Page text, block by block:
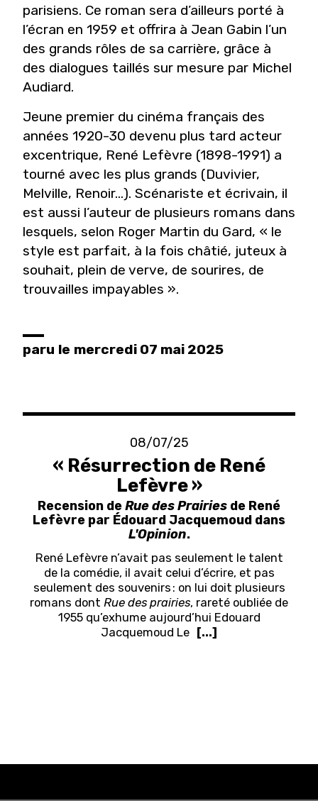
parisiens. Ce roman sera d’ailleurs porté à
l’écran en 1959 et offrira à Jean Gabin l’un
des grands rôles de sa carrière, grâce à
des dialogues taillés sur mesure par Michel
Audiard.
Jeune premier du cinéma français des
années 1920-30 devenu plus tard acteur
excentrique, René Lefèvre (1898-1991) a
tourné avec les plus grands (Duvivier,
Melville, Renoir…). Scénariste et écrivain, il
est aussi l’auteur de plusieurs romans dans
lesquels, selon Roger Martin du Gard, « le
style est parfait, à la fois châtié, juteux à
souhait, plein de verve, de sourires, de
trouvailles impayables ».
paru le mercredi 07 mai 2025
08/07/25
« Résurrection de René
Lefèvre »
Recension deRue des Prairies de René
Lefèvre par Édouard Jacquemoud dans
L'Opinion.
René Lefèvre n’avait pas seulement le talent
de la comédie, il avait celui d’écrire, et pas
seulement des souvenirs : on lui doit plusieurs
romans dont Rue des prairies, rareté oubliée de
1955 qu’exhume aujourd’hui Edouard
Jacquemoud Le [...]